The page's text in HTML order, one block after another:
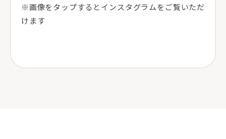
※画像をタップするとインスタグラムをご覧いただ
けます